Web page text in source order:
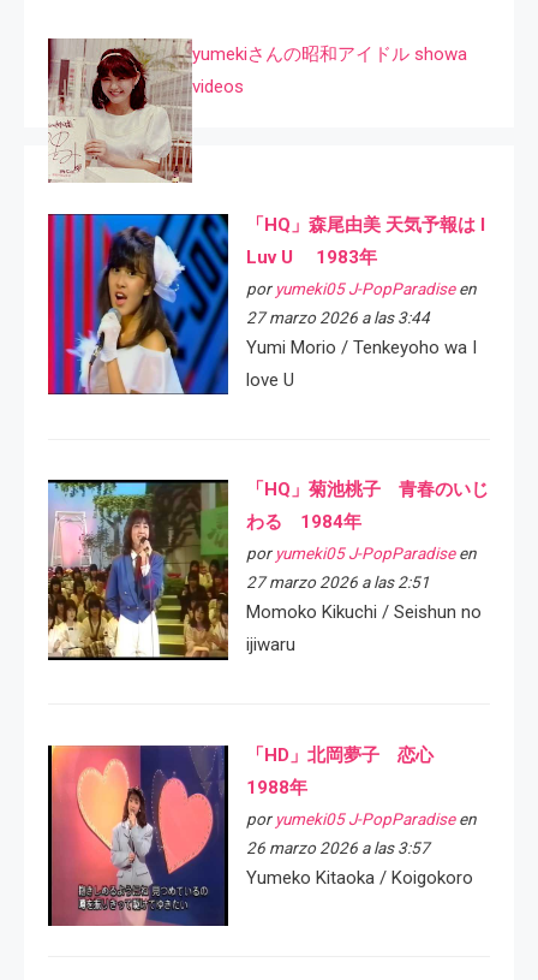
yumekiさんの昭和アイドル showa
videos
「HQ」森尾由美 天気予報は I
Luv U 1983年
por yumeki05 J-PopParadiseen
27 marzo 2026 a las 3:44
Yumi Morio / Tenkeyoho wa I
love U
「HQ」菊池桃子 青春のいじ
わる 1984年
por yumeki05 J-PopParadiseen
27 marzo 2026 a las 2:51
Momoko Kikuchi / Seishun no
ijiwaru
「HD」北岡夢子 恋心
1988年
por yumeki05 J-PopParadiseen
26 marzo 2026 a las 3:57
Yumeko Kitaoka / Koigokoro